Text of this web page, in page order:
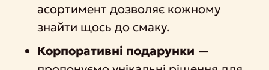
асортимент дозволяє кожному
знайти щось до смаку.
Корпоративні подарунки —